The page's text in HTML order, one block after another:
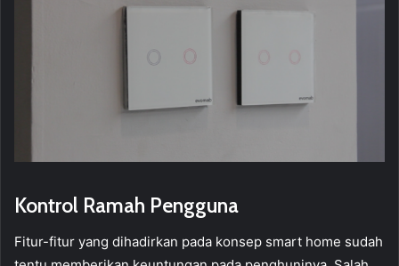
Kontrol Ramah Pengguna
Fitur-fitur yang dihadirkan pada konsep smart home sudah